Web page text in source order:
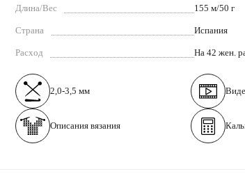
Длина/Вес 155 м/50 г
Страна Испания
Расход На 42 жен.
2,0-3,5 мм
Описания вязания